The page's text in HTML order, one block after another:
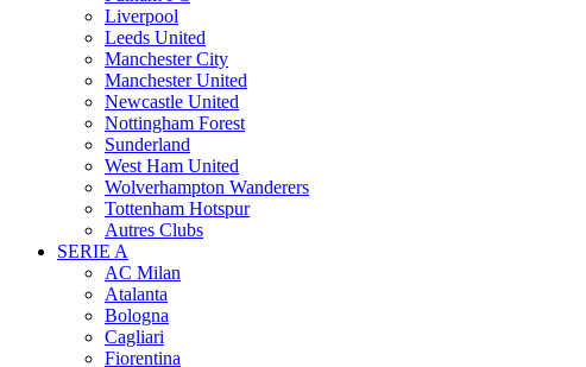
Liverpool
Leeds United
Manchester City
Manchester United
Newcastle United
Nottingham Forest
Sunderland
West Ham United
Wolverhampton Wanderers
Tottenham Hotspur
Autres Clubs
SERIE A
AC Milan
Atalanta
Bologna
Cagliari
Fiorentina